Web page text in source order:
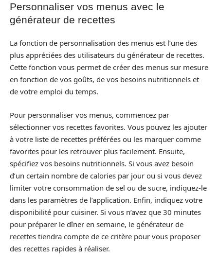
Personnaliser vos menus avec le
générateur de recettes
La fonction de personnalisation des menus est l’une des
plus appréciées des utilisateurs du générateur de recettes.
Cette fonction vous permet de créer des menus sur mesure
en fonction de vos goûts, de vos besoins nutritionnels et
de votre emploi du temps.
Pour personnaliser vos menus, commencez par
sélectionner vos recettes favorites. Vous pouvez les ajouter
à votre liste de recettes préférées ou les marquer comme
favorites pour les retrouver plus facilement. Ensuite,
spécifiez vos besoins nutritionnels. Si vous avez besoin
d’un certain nombre de calories par jour ou si vous devez
limiter votre consommation de sel ou de sucre, indiquez-le
dans les paramètres de l’application. Enfin, indiquez votre
disponibilité pour cuisiner. Si vous n’avez que 30 minutes
pour préparer le dîner en semaine, le générateur de
recettes tiendra compte de ce critère pour vous proposer
des recettes rapides à réaliser.